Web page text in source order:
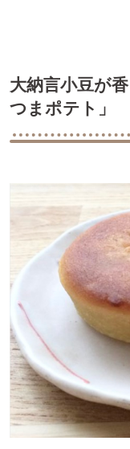
大納言小豆が
つまポテト」